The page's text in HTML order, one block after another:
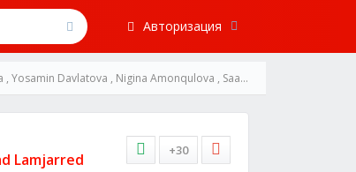
Авторизация
, Nigina Amonqulova , Saad Lamjarred-HEARTBREAK RMX 2025
Lamjarred
+30